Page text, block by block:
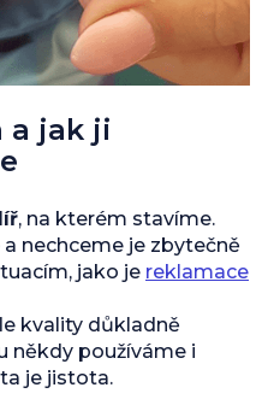
a jak ji
, na kterém stavíme.
nechceme je zbytečně
jako je reklamace
kvality důkladně
někdy používáme i
je jistota.